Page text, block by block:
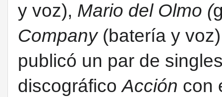
y voz), Mario del Olmo (
Company(batería y
publicó un par de
discográficoAcción con